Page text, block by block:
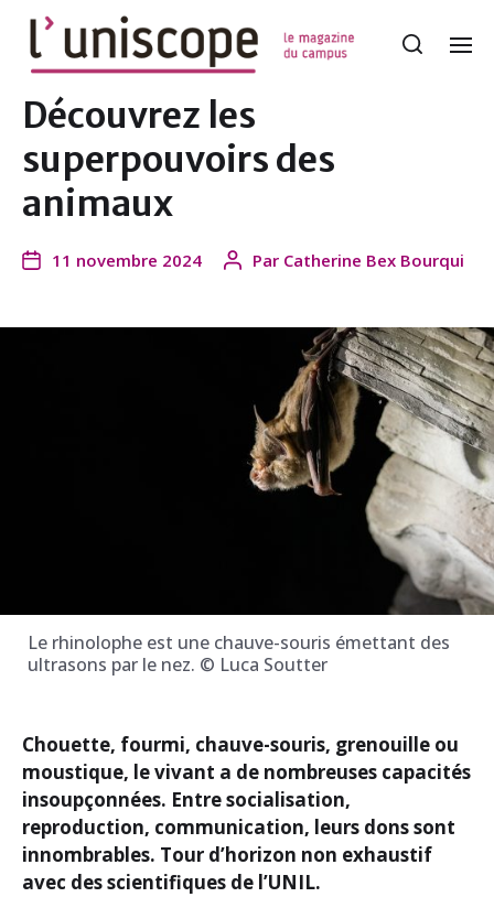
Découvrez les
superpouvoirs des
animaux
11 novembre 2024 Par Catherine Bex Bourqui
Le rhinolophe est une chauve-souris émettant des
ultrasons par le nez. © Luca Soutter
Chouette, fourmi, chauve-souris, grenouille ou
moustique, le vivant a de nombreuses capacités
insoupçonnées. Entre socialisation,
reproduction, communication, leurs dons sont
innombrables. Tour d’horizon non exhaustif
avec des scientifiques de l’UNIL.